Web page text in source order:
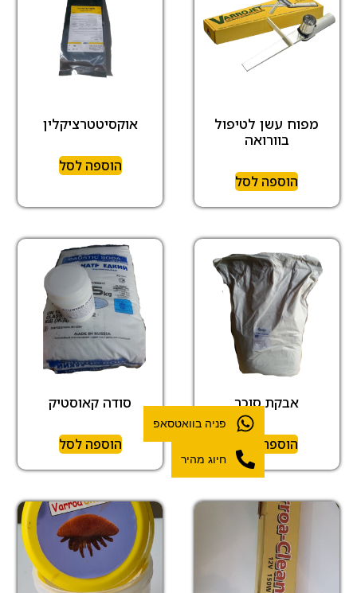
מפוח עשן לטיפול
בוורואה
הוספה לסל
אוקסיטטרציקלין
הוספה לסל
אבקת סוכר
הוספה לסל
סודה קאוסטיק
הוספה לסל
פניה בוואטסאפ
חיוג מהיר